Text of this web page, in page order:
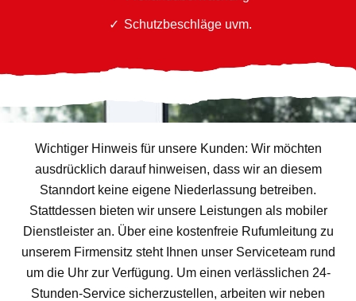
Schutzbeschläge uvm.
Wichtiger Hinweis für unsere Kunden: Wir möchten
ausdrücklich darauf hinweisen, dass wir an diesem
Stanndort keine eigene Niederlassung betreiben.
Stattdessen bieten wir unsere Leistungen als mobiler
Dienstleister an. Über eine kostenfreie Rufumleitung zu
unserem Firmensitz steht Ihnen unser Serviceteam rund
um die Uhr zur Verfügung. Um einen verlässlichen 24-
Stunden-Service sicherzustellen, arbeiten wir neben